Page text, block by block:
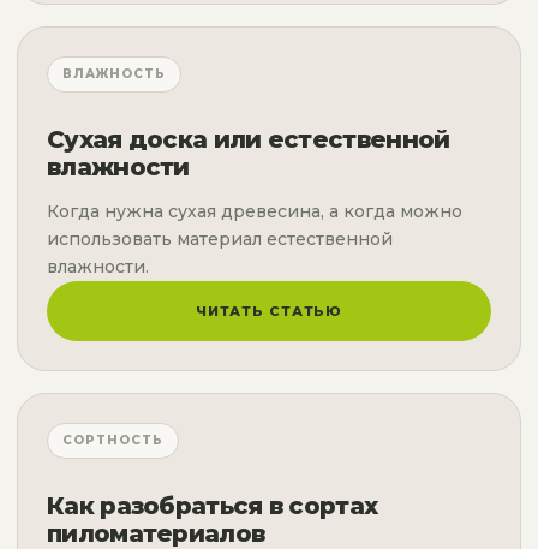
ВЛАЖНОСТЬ
Сухая доска или естественной
влажности
Когда нужна сухая древесина, а когда можно
использовать материал естественной
влажности.
ЧИТАТЬ СТАТЬЮ
СОРТНОСТЬ
Как разобраться в сортах
пиломатериалов